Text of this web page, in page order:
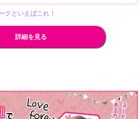
クといえばこれ！
詳細を見る